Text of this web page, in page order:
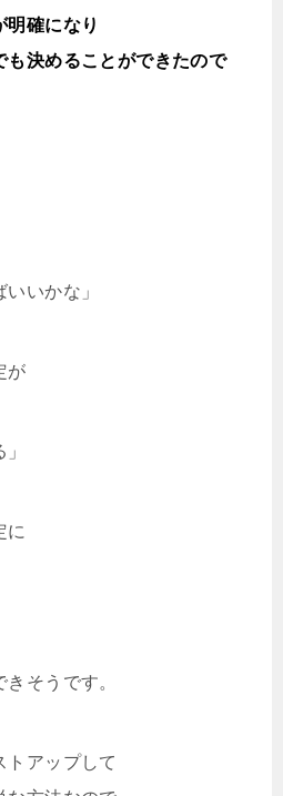
明確になり
も決めることができたので
いかな」
が
に
そうです。
トアップして